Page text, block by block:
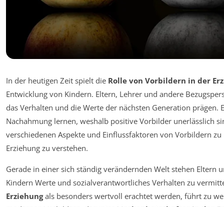
In der heutigen Zeit spielt die Rolle von Vorbildern in der
Entwicklung von Kindern. Eltern, Lehrer und andere
das Verhalten und die Werte der nächsten Generation prägen.
Nachahmung lernen, weshalb positive Vorbilder unerlässlich
verschiedenen Aspekte und Einflussfaktoren von Vorbildern
Erziehung zu verstehen.
Gerade in einer sich ständig verändernden Welt stehen Eltern
Kindern Werte und sozialverantwortliches Verhalten zu
Erziehungals besonders wertvoll erachtet werden, führt zu